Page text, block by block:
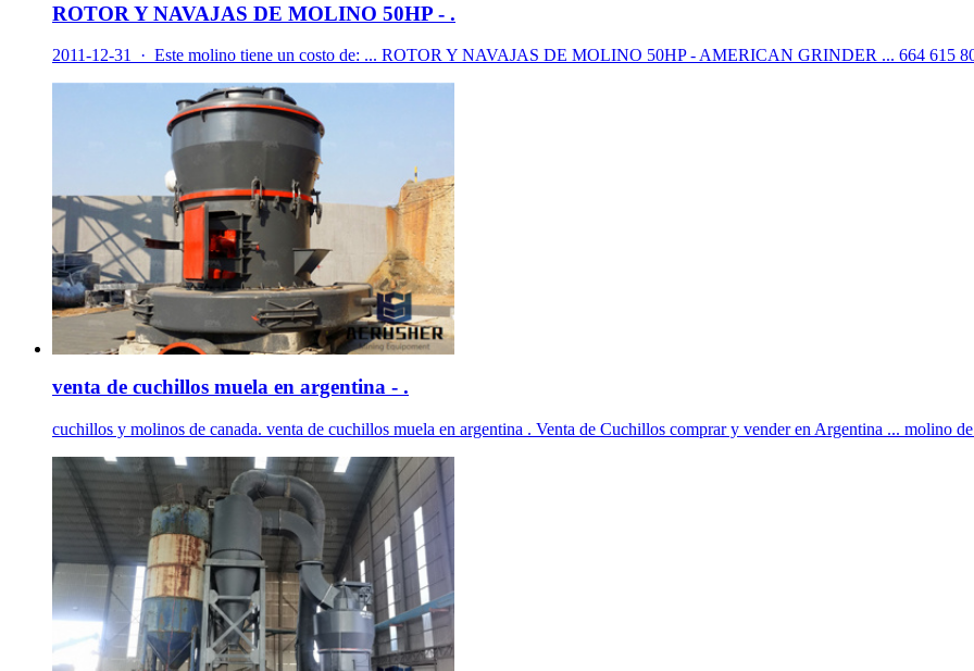
ROTOR Y NAVAJAS DE MOLINO 50HP - .
2011-12-31 · Este molino tiene un costo de: ... ROTOR Y NAVAJAS DE MOLINO 50HP - AMERICAN GRINDER ... 664 615
venta de cuchillos muela en argentina - .
cuchillos y molinos de canada. venta de cuchillos muela en argentina . Venta de Cuchillos comprar y vender en Argentina ... molino